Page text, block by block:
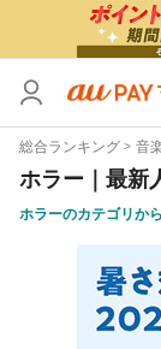
総合ランキング 音
ホラー｜最新
ホラーのカテゴリか
カテゴリ
価格
支払い方法
その他の条件
送料無料